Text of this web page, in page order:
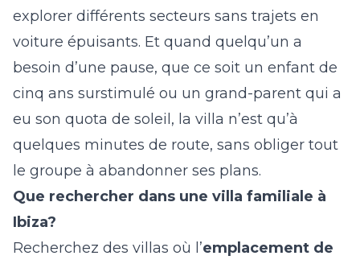
explorer différents secteurs sans trajets en
voiture épuisants. Et quand quelqu’un a
besoin d’une pause, que ce soit un enfant de
cinq ans surstimulé ou un grand-parent qui a
eu son quota de soleil, la villa n’est qu’à
quelques minutes de route, sans obliger tout
le groupe à abandonner ses plans.
Que rechercher dans une villa familiale à
Ibiza?
Recherchez des villas où l’emplacement de